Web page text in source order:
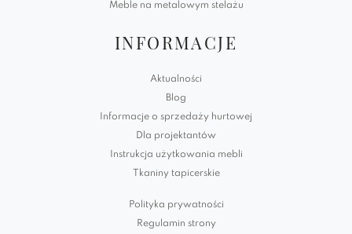
Meble na metalowym stelażu
INFORMACJE
Aktualności
Blog
Informacje o sprzedaży hurtowej
Dla projektantów
Instrukcja użytkowania mebli
Tkaniny tapicerskie
Polityka prywatności
Regulamin strony